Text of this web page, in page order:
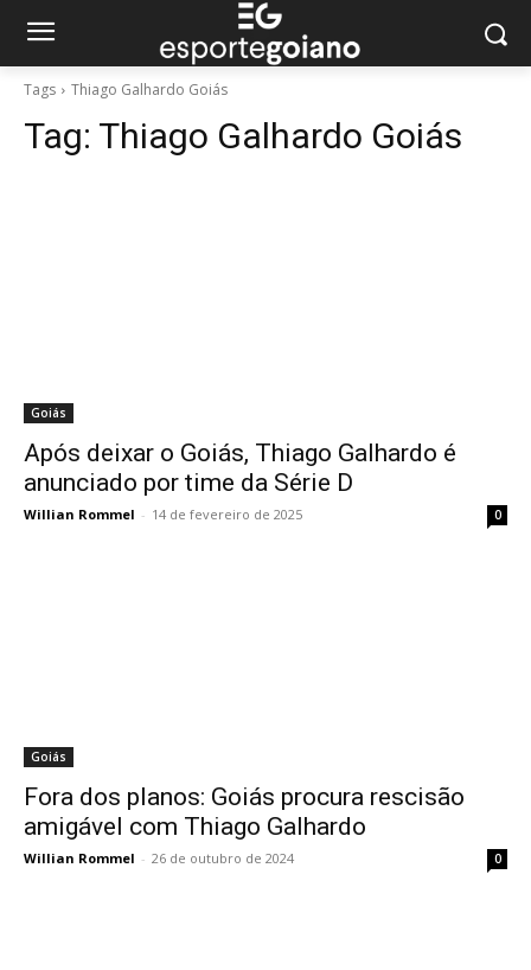
Tags Thiago Galhardo Goiás
Tag: Thiago Galhardo Goiás
Goiás
Após deixar o Goiás, Thiago Galhardo é
anunciado por time da Série D
Willian Rommel - 14 de fevereiro de 2025 0
Goiás
Fora dos planos: Goiás procura rescisão
amigável com Thiago Galhardo
Willian Rommel - 26 de outubro de 2024 0